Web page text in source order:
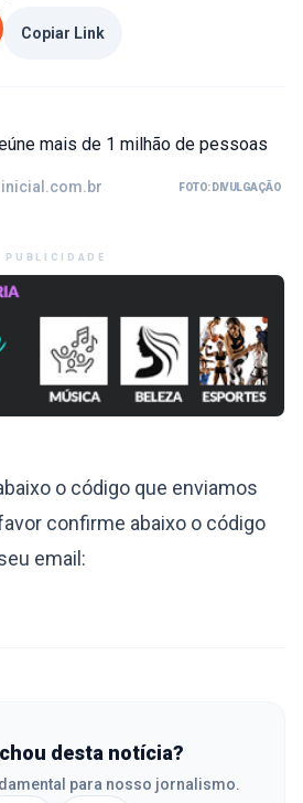
Copiar Link
FOTO: DIVULGAÇÃO
PUBLICIDADE
o código que enviamos
confirme abaixo o código
email:
desta notícia?
para nosso jornalismo.